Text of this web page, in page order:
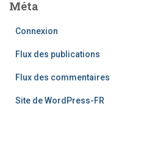
Méta
Connexion
Flux des publications
Flux des commentaires
Site de WordPress-FR